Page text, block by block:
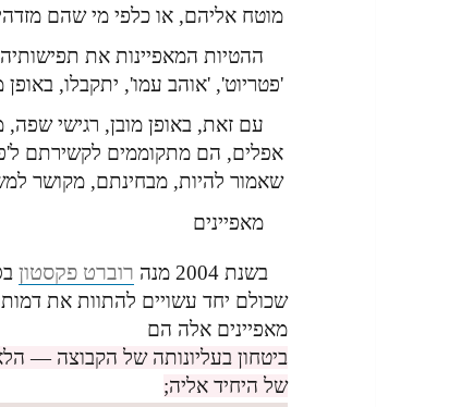
מוטח אליהם, או כלפי מי שהם
ההטיות המאפיינות את
'פטריוט', 'אוהב עמו', יתקבלו, באופן
עם זאת, באופן מובן, רגישי
אפלים, הם מתקוממים לקשירתם
שאמור להיות, מבחינתם, מקושר
מאפיינים
בשנת 2004 מנה רוברט פקסטון
שכולם יחד עשויים להתוות את
מאפיינים אלה הם
ביטחון בעליונותה של הקבוצה —
של היחיד אליה;